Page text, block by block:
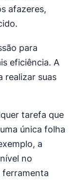
afazeres,
para
eficiência. A
realizar suas
tarefa que
única folha
a
no
ferramenta